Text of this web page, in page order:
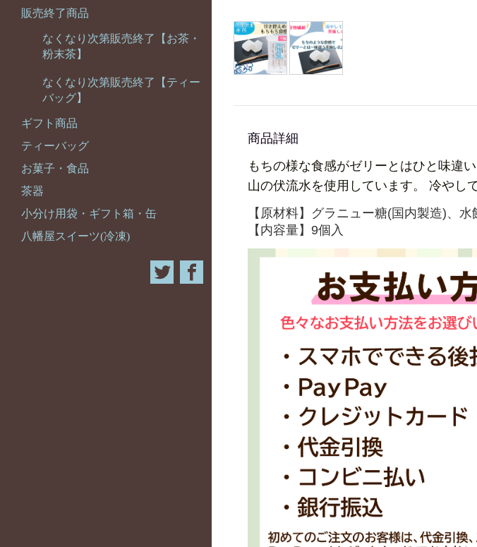
販売終了商品
なくなり次第販売終了【お茶・
粉末茶】
なくなり次第販売終了【ティー
バッグ】
ギフト商品
ティーバッグ
お菓子・食品
茶器
小分け用袋・ギフト箱・缶
八幡屋スイーツ(冷凍)
商品詳細
もちの様な食感がゼリーとはひと味違い
山の伏流水を使用しています。 冷やし
【原材料】グラニュー糖(国内製造)、
【内容量】9個入